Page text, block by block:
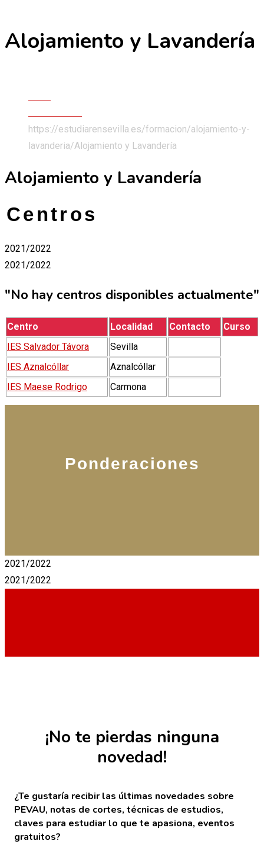
Skip
Alojamiento y Lavandería
https://estudiarensevilla.es/formacion/alojamiento-y-
lavanderia/Alojamiento y Lavandería
Alojamiento y Lavandería
Centros
2021/2022
2021/2022
"No hay centros disponibles actualmente"
Centro Localidad Contacto
Curso
IES Salvador Távora
Sevilla
IES Aznalcóllar
Aznalcóllar
IES Maese Rodrigo
Carmona
Ponderaciones
2021/2022
2021/2022
¡No te pierdas ninguna
novedad!
¿Te gustaría recibir las últimas novedades sobre
PEVAU, notas de cortes, técnicas de estudios,
claves para estudiar lo que te apasiona, eventos
gratuitos?